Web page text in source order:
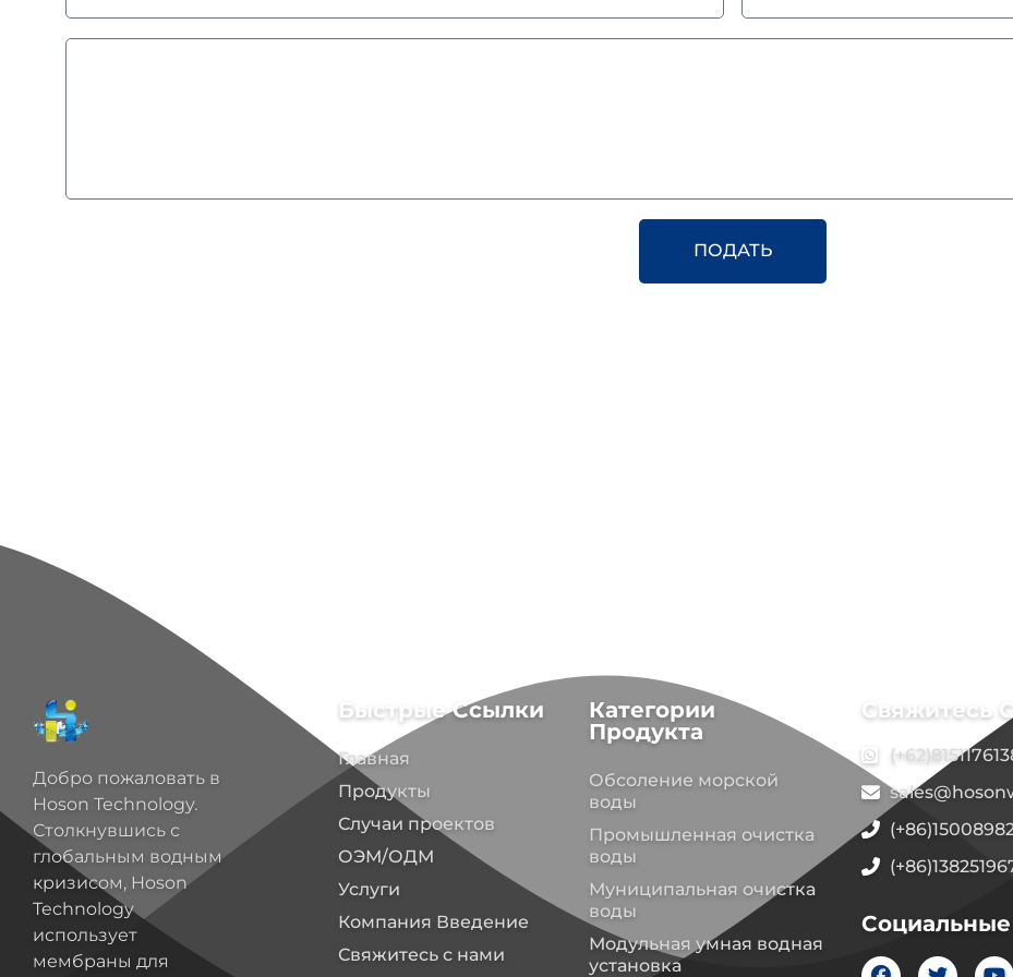
ПОДАТЬ
Добро пожаловать в
Hoson Technology.
Столкнувшись с
глобальным водным
кризисом, Hoson
Technology
использует
мембраны для
Быстрые Ссылки
Главная
Продукты
Случаи проектов
ОЭМ/ОДМ
Услуги
Компания Введение
Свяжитесь с нами
Категории
Продукта
Обсоление морской
воды
Промышленная очистка
воды
Муниципальная очистка
воды
Модульная умная водная
установка
Свяжитесь